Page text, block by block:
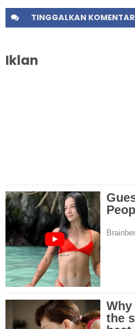
TINGGALKANKOMENTAR
Iklan